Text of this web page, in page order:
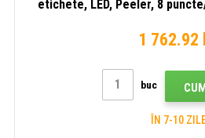
etichete, LED, Peeler, 8
1 762.92
buc
ÎN 7-10